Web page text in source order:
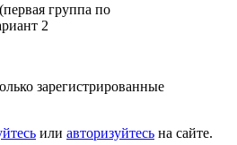
группа по
2
зарегистрированные
или авторизуйтесь на сайте.